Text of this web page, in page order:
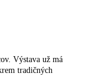
Výstava už má
tradičných